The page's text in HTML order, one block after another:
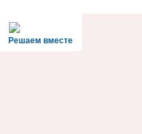
Решаем вместе